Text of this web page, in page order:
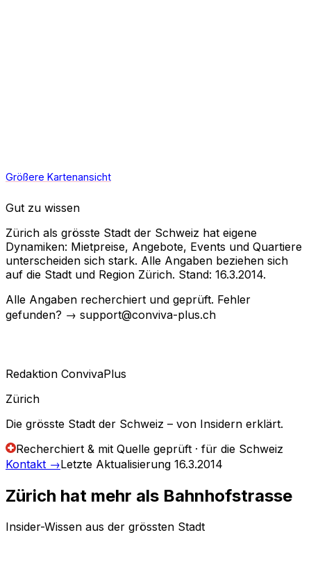
Größere Kartenansicht
Gut zu wissen
Zürich als grösste Stadt der Schweiz hat eigene
Dynamiken: Mietpreise, Angebote, Events und Quartiere
unterscheiden sich stark. Alle Angaben beziehen sich
auf die Stadt und Region Zürich. Stand: 16.3.2014.
Alle Angaben recherchiert und geprüft. Fehler
gefunden? → support@conviva-plus.ch
Redaktion ConvivaPlus
Zürich
Die grösste Stadt der Schweiz – von Insidern erklärt.
Recherchiert & mit Quelle geprüft · für die Schweiz
Kontakt →Letzte Aktualisierung 16.3.2014
Zürich hat mehr als Bahnhofstrasse
Insider-Wissen aus der grössten Stadt